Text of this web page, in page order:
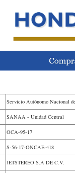
Servicio Autónomo Nacional
SANAA - Unidad Central
OCA-95-17
S-56-17-ONCAE-418
JETSTEREO S.A DE C.V.